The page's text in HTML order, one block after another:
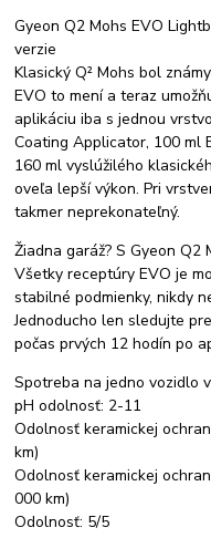
Gyeon Q2 Mohs EVO
verzie
Klasický Q² Mohs bol
EVO to mení a teraz
aplikáciu iba s jednou
Coating Applicator, 100 ml
160 ml vyslúžilého
oveľa lepší výkon. Pri
takmer neprekonateľný.
Žiadna garáž? S Gyeon Q2
Všetky receptúry EVO je
stabilné podmienky, nikdy
Jednoducho len sledujte
počas prvých 12 hodín po
Spotreba na jedno vozidlo
pH odolnosť: 2-11
Odolnosť keramickej
km)
Odolnosť keramickej
000 km)
Odolnosť: 5/5